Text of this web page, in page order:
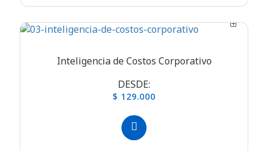
Inteligencia de Costos Corporativo
DESDE:
$ 129.000